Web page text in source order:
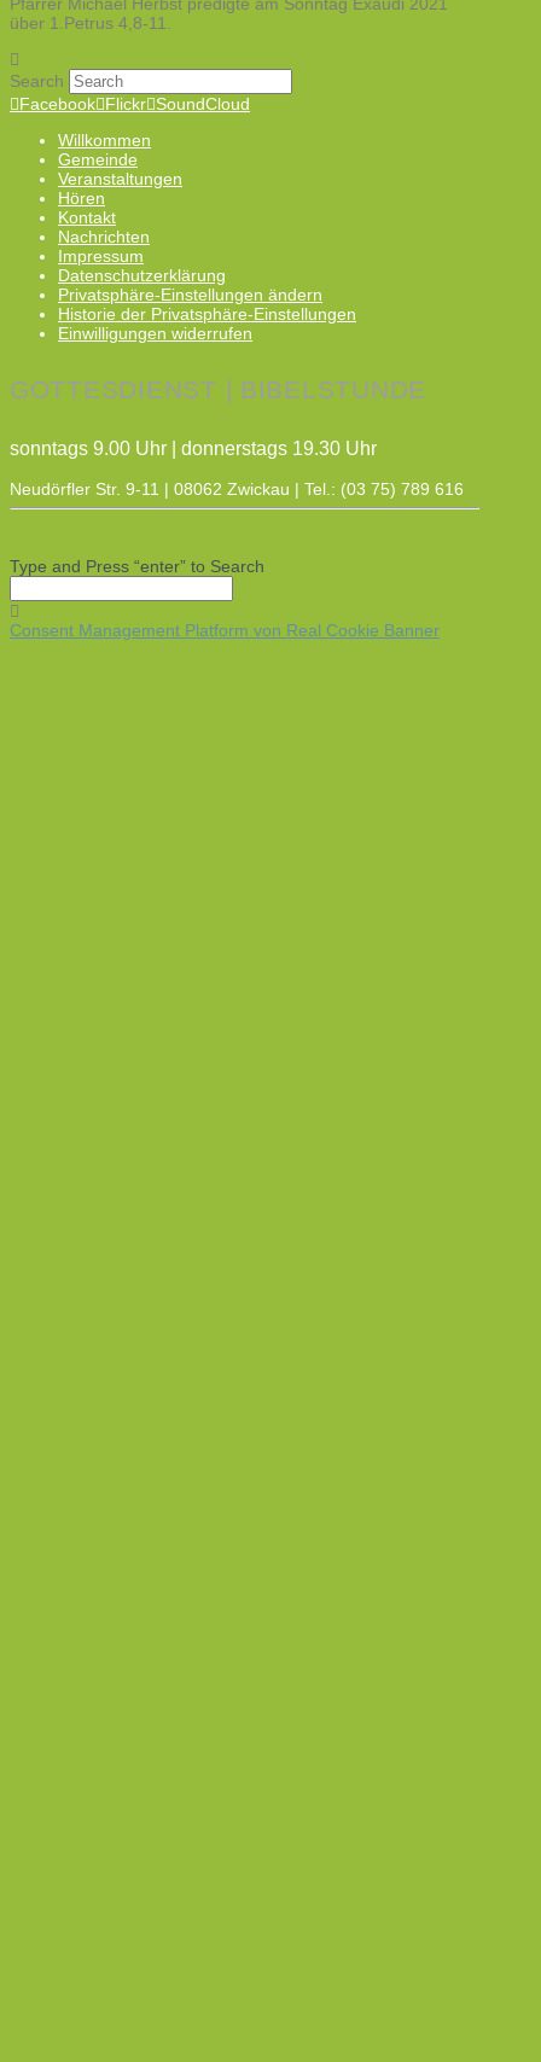
über 1.Petrus 4,8-11.
Search
Facebook Flickr SoundCloud
Willkommen
Gemeinde
Veranstaltungen
Hören
Kontakt
Nachrichten
Impressum
Datenschutzerklärung
Privatsphäre-Einstellungen ändern
Historie der Privatsphäre-Einstellungen
Einwilligungen widerrufen
GOTTESDIENST | BIBELSTUNDE
sonntags 9.00 Uhr | donnerstags 19.30 Uhr
Neudörfler Str. 9-11 | 08062 Zwickau | Tel.: (03 75) 789 616
Type and Press “enter” to Search
Consent Management Platform von Real Cookie Banner